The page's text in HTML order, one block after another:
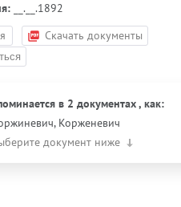
__.__.1892
Скачать документы
в 2 документах, как:
Корженевич
документ ниже